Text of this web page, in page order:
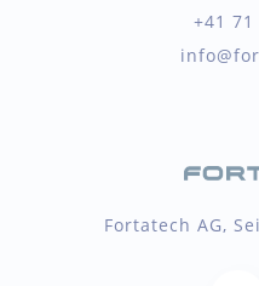
+41
Fortatech AG,